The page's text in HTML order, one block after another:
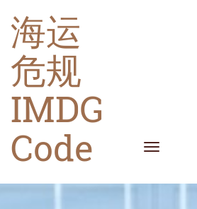
海运
危规
IMDG
Code